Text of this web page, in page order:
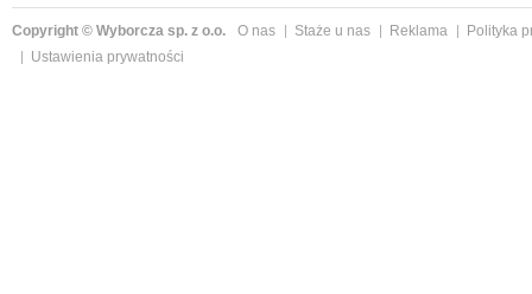
Copyright © Wyborcza sp. z o.o. O nas Staże u nas Reklama
Polityka
Ustawienia prywatności